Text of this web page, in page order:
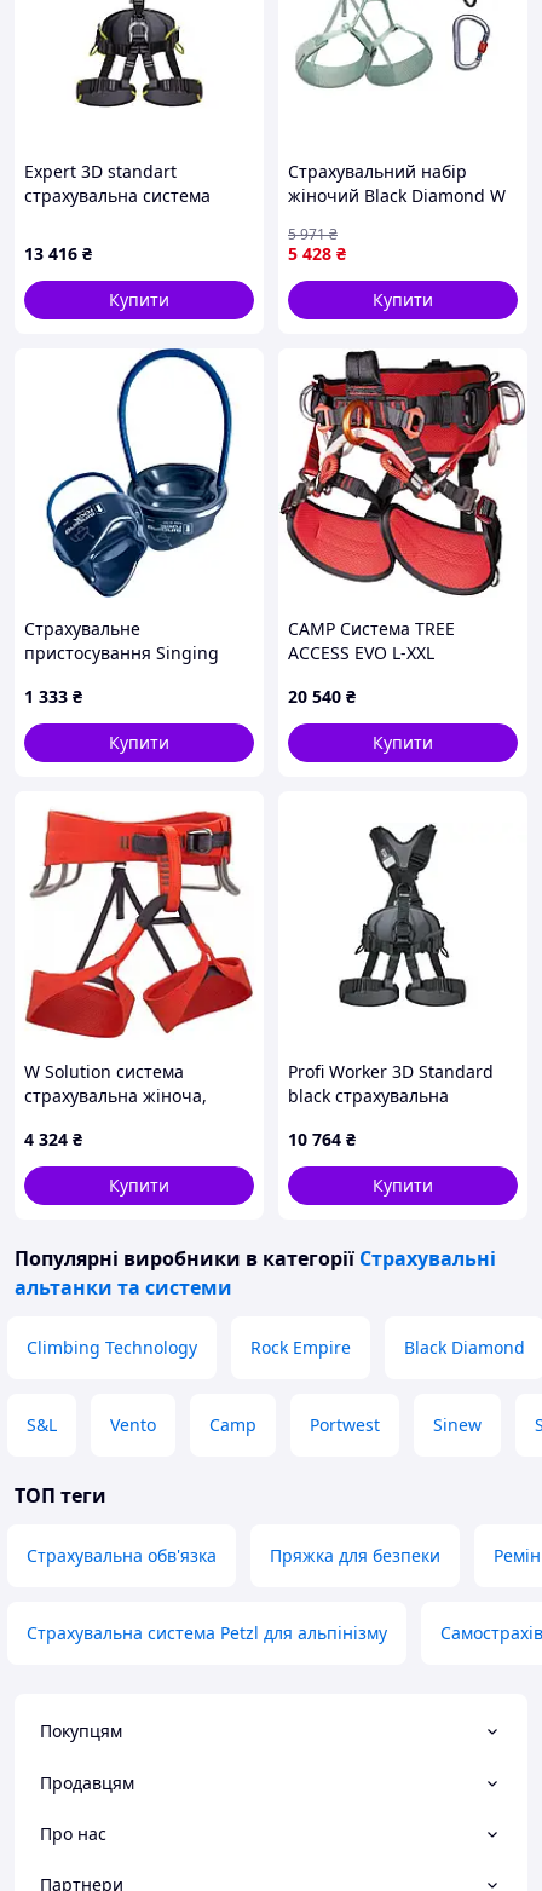
Expert 3D standart
страхувальна система
13 416 ₴
Купити
Страхувальний набір
жіночий Black Diamond W
Sage, L [n-7936]
5 428 ₴
5 971₴
Купити
Страхувальне
пристосування Singing
Titanium (1033-SR
K6110.EE)
1 333 ₴
Купити
CAMP Система TREE
ACCESS EVO L-XXL
20 540 ₴
Купити
W Solution система
страхувальна жіноча,
4 324 ₴
Купити
Profi Worker 3D Standard
black страхувальна
10 764 ₴
Купити
Популярні виробники в категорії Страхувальні
альтанки та системи
Climbing Technology Rock Empire Black Diamond
S&L Vento Camp Portwest Sinew
ТОП теги
Страхувальна обв'язка Пряжка для безпеки
Страхувальна система Petzl для альпінізму
Покупцям
Продавцям
Про нас
Партнери